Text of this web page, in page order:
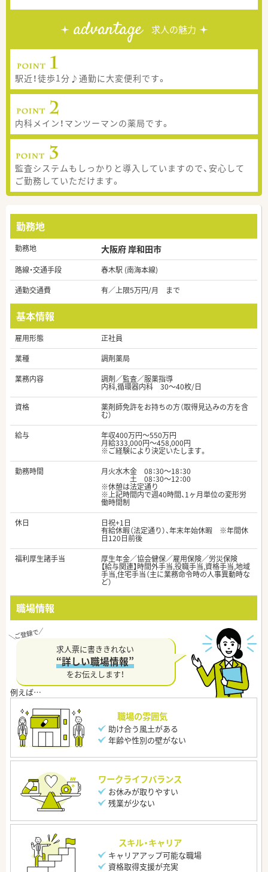
advantage 求人の魅力
駅近！徒歩1分♪通勤に大変便利です。
内科メイン！マンツーマンの薬局です。
監査システムもしっかりと導入していますので、安心して
ご勤務していただけます。
勤務地
勤務地 大阪府 岸和田市
路線・交通手段
春木駅 (南海本線)
通勤交通費
有／上限5万円/月 まで
基本情報
雇用形態
正社員
業種
調剤薬局
業務内容
調剤／監査／服薬指導
内科,循環器内科 30～40枚/日
資格
薬剤師免許をお持ちの方（取得見込みの方を含
む）
給与
年収400万円～550万円
月給333,000円～458,000円
※ご経験により決定いたします。
勤務時間
月火水木金 08：30～18：30
土 08：30～12：00
※休憩は法定通り
※上記時間内で週40時間、1ヶ月単位の変形労
働時間制
休日
日祝+1日
有給休暇（法定通り）、年末年始休暇 ※年間休
日120日前後
福利厚生諸手当
厚生年金／協会健保／雇用保険／労災保険
【給与関連】時間外手当,役職手当,資格手当,地域
手当,住宅手当（主に業務命令時の人事異動時な
ど）
職場情報
求人票に書ききれない
“詳しい職場情報”
をお伝えします！
職場の雰囲気
助け合う風土がある
年齢や性別の壁がない
ワークライフバランス
お休みが取りやすい
残業が少ない
スキル・キャリア
キャリアアップ可能な職場
資格取得支援が充実